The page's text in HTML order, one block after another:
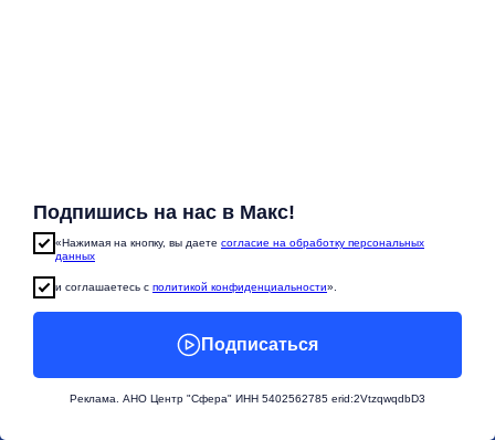
ОБЕД
3 лента 14:30-16:30
Подпишись на нас в Макс!
«Нажимая на кнопку, вы даете согласие на обработку персональных
данных
и соглашаетесь c политикой конфиденциальности».
Подписаться
Реклама. АНО Центр "Сфера" ИНН 5402562785 erid:2VtzqwqdbD3